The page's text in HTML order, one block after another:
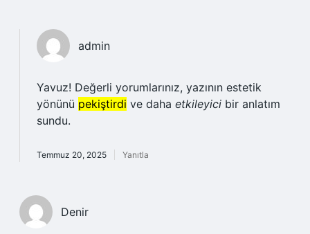
admin
Yavuz! Değerli yorumlarınız, yazının estetik
yönünü pekiştirdi ve daha etkileyici bir anlatım
sundu.
Temmuz 20, 2025 Yanıtla
Denir